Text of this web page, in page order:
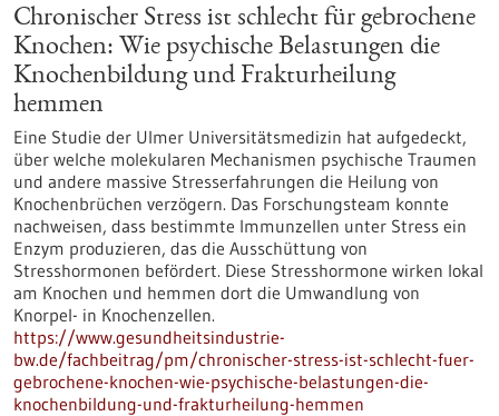
Chronischer Stress ist schlecht für gebrochene
Knochen: Wie psychische Belastungen die
Knochenbildung und Frakturheilung
hemmen
Eine Studie der Ulmer Universitätsmedizin hat aufgedeckt,
über welche molekularen Mechanismen psychische Traumen
und andere massive Stresserfahrungen die Heilung von
Knochenbrüchen verzögern. Das Forschungsteam konnte
nachweisen, dass bestimmte Immunzellen unter Stress ein
Enzym produzieren, das die Ausschüttung von
Stresshormonen befördert. Diese Stresshormone wirken lokal
am Knochen und hemmen dort die Umwandlung von
Knorpel- in Knochenzellen.
https://www.gesundheitsindustrie-
bw.de/fachbeitrag/pm/chronischer-stress-ist-schlecht-fuer-
gebrochene-knochen-wie-psychische-belastungen-die-
knochenbildung-und-frakturheilung-hemmen